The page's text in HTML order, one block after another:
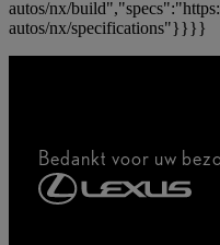
autos/nx/
autos/nx/specifications"}}}}
Bedankt voor uw